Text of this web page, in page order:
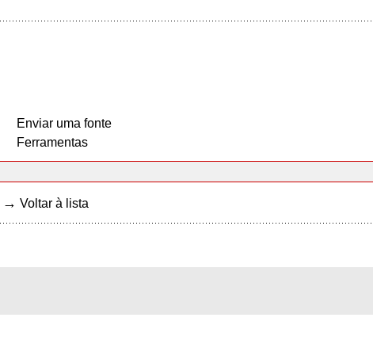
Enviar uma fonte
Ferramentas
→ Voltar à lista